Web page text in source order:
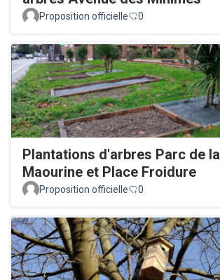
Proposition officielle 0
Plantations d'arbres Parc de la
Maourine et Place Froidure
Proposition officielle 0